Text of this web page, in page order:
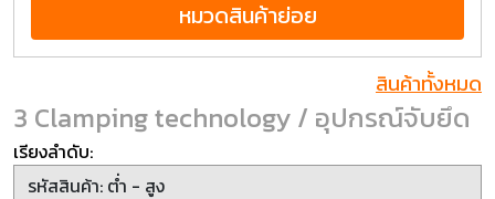
หมวดสินค้าย่อย
สินค้าทั้งหมด
3 Clamping technology / อุปกรณ์จับยึด
เรียงลำดับ: